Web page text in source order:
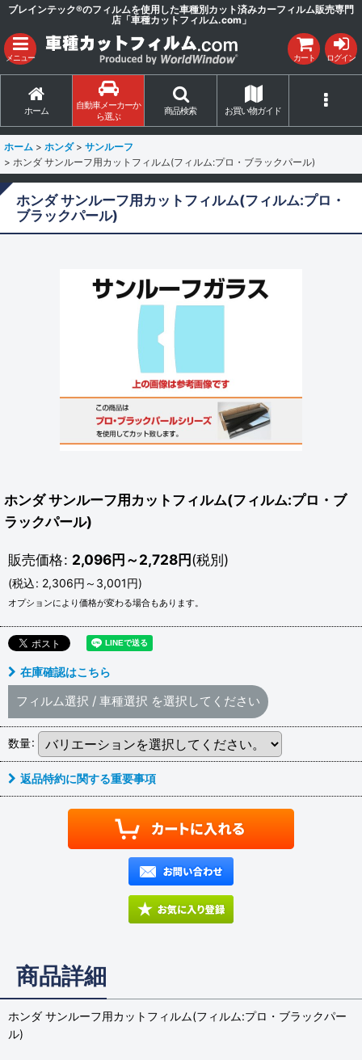
ブレインテック®のフィルムを使用した車種別カット済みカーフィルム販売専門
店「車種カットフィルム.com」
メニュー カート ログイン
ホーム
自動車メーカーか
ら選ぶ
商品検索 お買い物ガイド
ホーム > ホンダ > サンルーフ
> ホンダ サンルーフ用カットフィルム(フィルム:プロ・ブラックパール)
ホンダ サンルーフ用カットフィルム(フィルム:プロ・
ブラックパール)
ホンダ サンルーフ用カットフィルム(フィルム:プロ・ブ
ラックパール)
販売価格: 2,096円～2,728円(税別)
(税込: 2,306円 ～3,001円)
オプションにより価格が変わる場合もあります。
在庫確認はこちら
フィルム選択 / 車種選択 を選択してください
数量:
返品特約に関する重要事項
商品詳細
ホンダ サンルーフ用カットフィルム(フィルム:プロ・ブラックパー
ル)